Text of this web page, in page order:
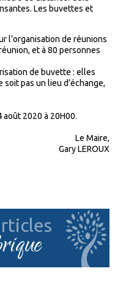
Les buvettes et
l’organisation de réunions
et à 80 personnes
de buvette : elles
pas un lieu d’échange,
2020 à 20H00.
Le Maire,
Gary LEROUX